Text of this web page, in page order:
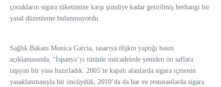
çocukların sigara tüketimine karşı şimdiye kadar getirilmiş herhangi bir
yasal düzenleme bulunmuyordu.
Sağlık Bakanı Monica Garcia, tasarıya ilişkin yaptığı basın
açıklamasında, “İspanya’yı tütünle mücadelede yeniden ön saflara
taşıyan bir yasa hazırladık. 2005’te kapalı alanlarda sigara içmenin
yasaklanmasıyla bir öncüydük, 2010’da da bar ve restoranlarda sigara